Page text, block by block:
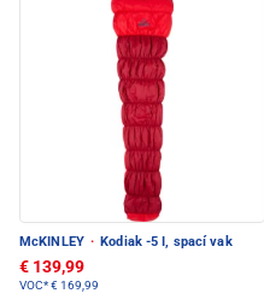
McKINLEY · Kodiak -5 I, spací vak
€ 139,99
VOC*€ 169,99